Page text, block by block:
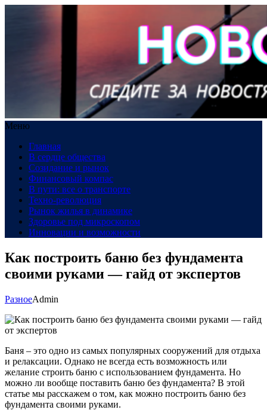
Меню
Главная
В сердце общества
Созидание и рынок
Финансовый компас
В пути: все о транспорте
Техно-революция
Рынок жилья в динамике
Здоровье под микроскопом
Инновации и возможности
Как построить баню без фундамента
своими руками — гайд от экспертов
РазноеAdmin
Баня – это одно из самых популярных сооружений для отдыха
и релаксации. Однако не всегда есть возможность или
желание строить баню с использованием фундамента. Но
можно ли вообще поставить баню без фундамента? В этой
статье мы расскажем о том, как можно построить баню без
фундамента своими руками.